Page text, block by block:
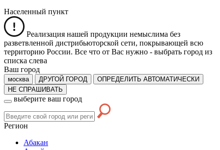
Населенный пункт
Реализация нашей продукции немыслима без
разветвленной дистрибьюторской сети, покрывающей всю
территорию России. Все что от Вас нужно - выбрать город из
списка слева
Ваш город
москва ДРУГОЙ ГОРОД
ОПРЕДЕЛИТЬ АВТОМАТИЧЕСКИ
НЕ СПРАШИВАТЬ
выберите ваш город
Регион
Абакан